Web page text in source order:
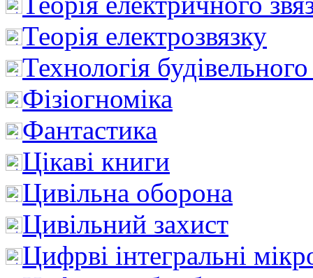
Теорія електрозвязку
Технологія
Фізіогноміка
Фантастика
Цікаві книги
Цивільна оборона
Цивільний захист
Цифрві інтегральні